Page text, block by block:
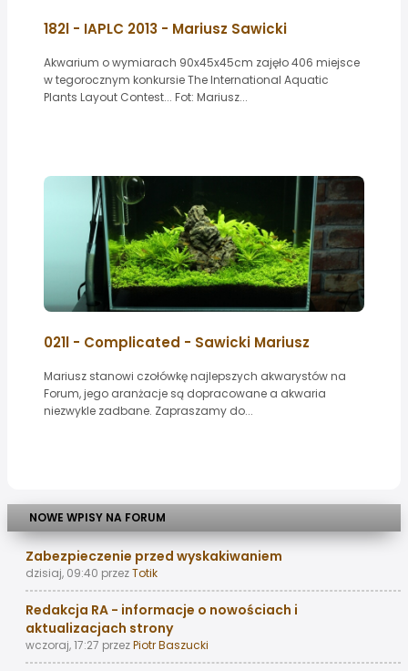
182l - IAPLC 2013 - Mariusz Sawicki
Akwarium o wymiarach 90x45x45cm zajęło 406 miejsce
w tegorocznym konkursie The International Aquatic
Plants Layout Contest... Fot: Mariusz...
021l - Complicated - Sawicki Mariusz
Mariusz stanowi czołówkę najlepszych akwarystów na
Forum, jego aranżacje są dopracowane a akwaria
niezwykle zadbane. Zapraszamy do...
NOWE WPISY NA FORUM
Zabezpieczenie przed wyskakiwaniem
dzisiaj, 09:40 przezTotik
Redakcja RA - informacje o nowościach i
aktualizacjach strony
wczoraj, 17:27 przezPiotr Baszucki